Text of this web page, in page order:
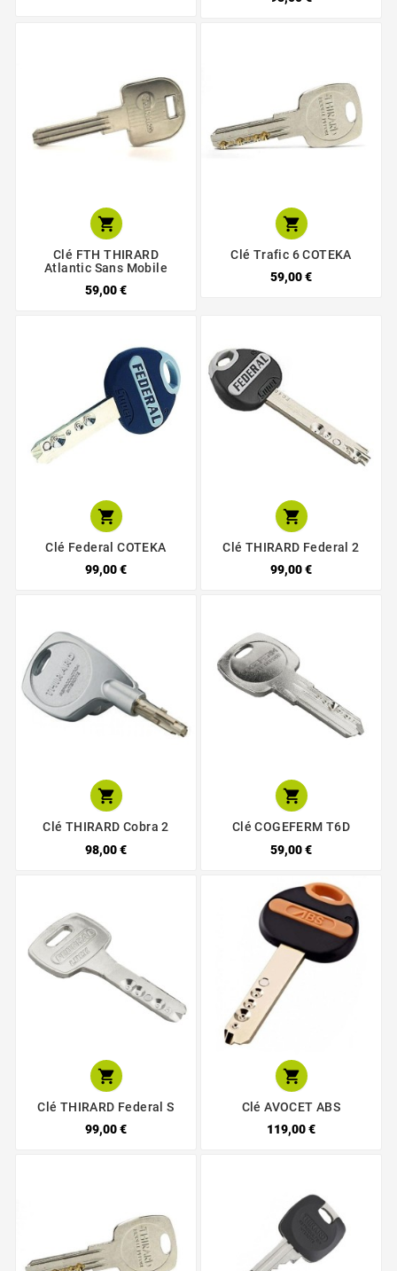

Clé FTH THIRARD
Atlantic Sans Mobile
59,00 €

Clé Trafic 6 COTEKA
59,00 €

Clé Federal COTEKA
99,00 €

Clé THIRARD Federal 2
99,00 €

Clé THIRARD Cobra 2
98,00 €

Clé COGEFERM T6D
59,00 €

Clé THIRARD Federal S
99,00 €

Clé AVOCET ABS
119,00 €